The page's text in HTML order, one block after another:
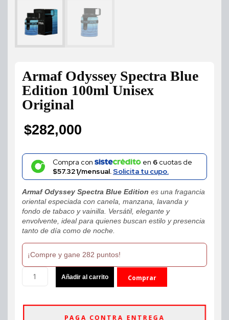
Armaf Odyssey Spectra Blue
Edition 100ml Unisex
Original
$282,000
Compra con en 6cuotas de
$57.321/mensual.Solicita tu cupo.
Armaf Odyssey Spectra Blue Edition es una fragancia
oriental especiada con canela, manzana, lavanda y
fondo de tabaco y vainilla. Versátil, elegante y
envolvente, ideal para quienes buscan estilo y presencia
tanto de día como de noche.
¡Compre y gane 282 puntos!
Odyssey
Añadir al carrito Comprar
PAGA CONTRA ENTREGA